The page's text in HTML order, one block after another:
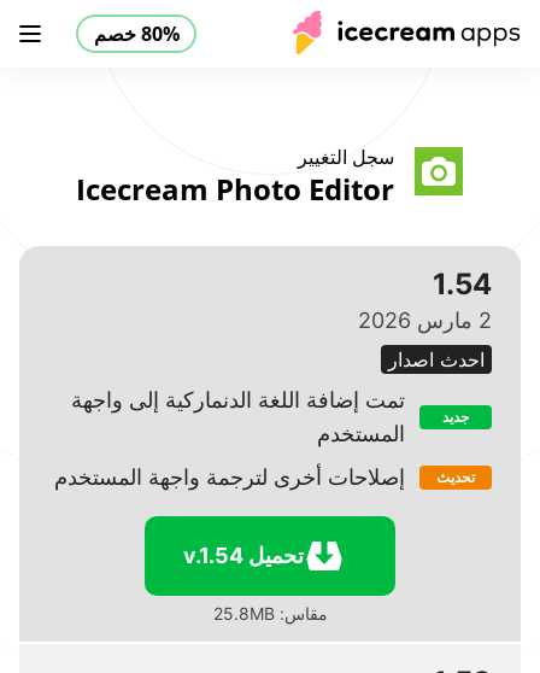
80% خصم
منتجات مركز المساعدة 80% خصم
سجل التغيير
Icecream Photo Editor
1.54
2 مارس 2026
احدث اصدار
جديد
تمت إضافة اللغة الدنماركية إلى واجهة
المستخدم
تحديث إصلاحات أخرى لترجمة واجهة المستخدم
تحميل v.1.54
مقاس: 25.8MB